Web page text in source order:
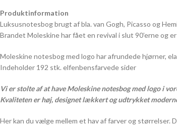
Produktinformation
Luksusnotesbog brugt af bla. van Gogh, Picasso og
Brandet Moleskine har fået en revival i slut 90’erne og
Moleskine notesbog med logo har afrundede hjørner,
Indeholder 192 stk. elfenbensfarvede sider
Vi er stolte af at have Moleskine notesbog med logo i
Kvaliteten er høj, designet lækkert og udtrykket
Her kan du vælge mellem et hav af farver og størrelser.